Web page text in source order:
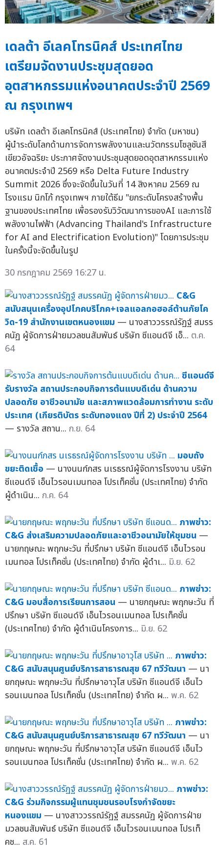
เดลต้า อีเลคโทรนิคส์ ประเทศไทย
เตรียมจัดงานประชุมสุดยอด
อุตสาหกรรมแห่งอนาคตประจำปี 2569
ณ กรุงเทพฯ
บริษัท เดลต้า อีเลคโทรนิคส์ (ประเทศไทย) จำกัด (มหาชน)
ผู้นำระดับโลกด้านการจัดการพลังงานและนวัตกรรมโซลูชันสี
เขียวอัจฉริยะ ประกาศจัดงานประชุมสุดยอดอุตสาหกรรมแห่ง
อนาคตประจำปี 2569 หรือ Delta Future Industry
Summit 2026 ซึ่งจะจัดขึ้นในวันที่ 14 สิงหาคม 2569 ณ
โรงแรม นิกโก้ กรุงเทพฯ ภายใต้ธีม "ยกระดับโครงสร้างพื้น
ฐานของประเทศไทย เพื่อรองรับวิวัฒนาการของAI และการใช้
พลังงานไฟฟ้า (Advancing Thailand's Infrastructure
for AI and Electrification Evolution)" โดยการประชุม
ในครั้งนี้จะจัดขึ้นในรูป
30 กรกฎาคม 2569 16:27 น.
C&G
สนับสนุนเครื่องอุปโภคบริโภค+เจลแอลกอฮอล์ต้านภัยโค
วิด-19 สำนักงานเขตหนองแขม — นางสาววรรณ์รัฏฐ์ สมรร
คนัฏ ผู้จัดการฝ่ายมวลชนสัมพันธ์ บริษัท ซีแอนด์จี เอ็... ต.ค.
64
ซีแอนด์จี
รับรางวัล สถานประกอบกิจการต้นแบบดีเด่น ด้านความ
ปลอดภัย อาชีวอนามัย และสภาพแวดล้อมการทำงาน ระดับ
ประเทศ (เกียรติบัตร ระดับทองแดง ปีที่ 2) ประจำปี 2564
— รางวัล สถาน... ก.ย. 64
มอบถัง
ขยะติดเชื้อ — นางนนก์ภสร นเรธรณ์ผู้จัดการโรงงาน บริษัท
ซีแอนด์จี เอ็นไวรอนเมนทอล โปรเท็คชั่น (ประเทศไทย) จำกัด
ผู้ดำเนิน... ก.ค. 64
ภาพข่าว:
C&G ส่งเสริมความปลอดภัยและอาชีวอนามัยให้ชุมชน —
นายกฤษณะ พฤกษะวัน ที่ปรึกษา บริษัท ซีแอนด์จี เอ็นไวรอน
เมนทอล โปรเท็คชั่น (ประเทศไทย) จำกัด ผู้ดำเ... มิ.ย. 62
ภาพข่าว:
C&G มอบสื่อการเรียนการสอน — นายกฤษณะ พฤกษะวัน ที่
ปรึกษา บริษัท ซีแอนด์จี เอ็นไวรอนเมนทอล โปรเท็คชั่น
(ประเทศไทย) จำกัด ผู้ดำเนินโครงการ... มิ.ย. 62
ภาพข่าว:
C&G สนับสนุนศูนย์บริการสาธารณสุข 67 ทวีวัฒนา — นา
ยกฤษณะ พฤกษะวัน ที่ปรึกษาอาวุโส บริษัท ซีแอนด์จี เอ็นไว
รอนเมนทอล โปรเท็คชั่น (ประเทศไทย) จำกัด ผ... พ.ค. 62
ภาพข่าว:
C&G สนับสนุนศูนย์บริการสาธารณสุข 67 ทวีวัฒนา — นา
ยกฤษณะ พฤกษะวัน ที่ปรึกษาอาวุโส บริษัท ซีแอนด์จี เอ็นไว
รอนเมนทอล โปรเท็คชั่น (ประเทศไทย) จำกัด ผ... พ.ค. 62
ภาพข่าว:
C&G ร่วมกิจกรรมผู้แทนชุมชนรอบโรงกำจัดขยะ
หนองแขม — นางสาววรรณ์รัฏฐ์ สมรรคนัฏ ผู้จัดการฝ่าย
มวลชนสัมพันธ์ บริษัท ซีแอนด์จี เอ็นไวรอนเมนทอล โปรเท็
คช... ส.ค. 61